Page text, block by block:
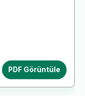
PDF Görüntüle